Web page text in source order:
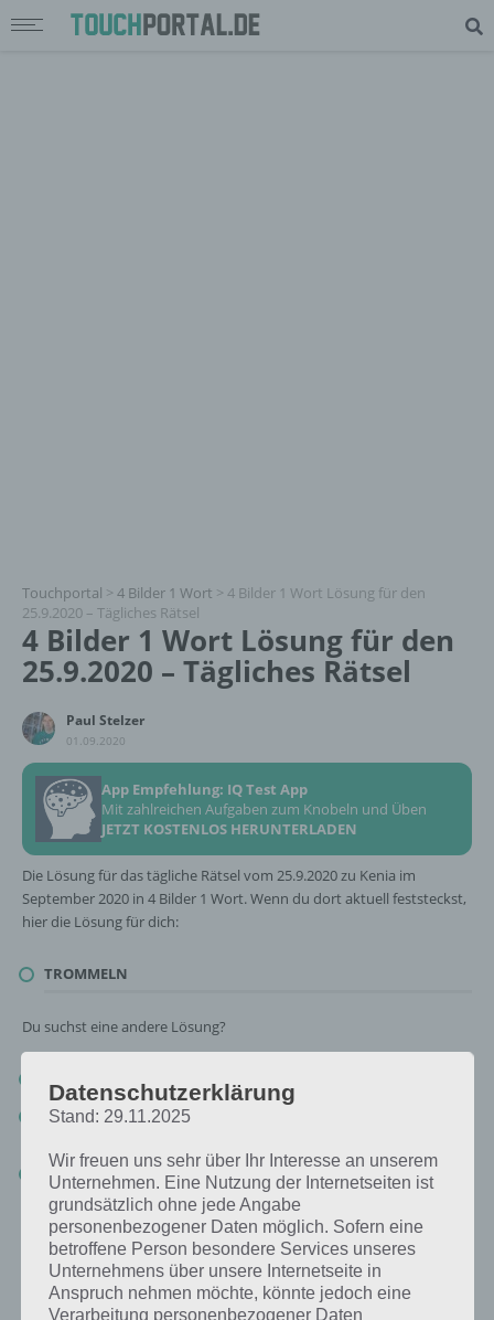
Touchportal > 4 Bilder 1 Wort > 4 Bilder 1 Wort Lösung für den
25.9.2020 – Tägliches Rätsel
4 Bilder 1 Wort Lösung für den
25.9.2020 – Tägliches Rätsel
Paul Stelzer
01.09.2020
App Empfehlung: IQ Test App
Mit zahlreichen Aufgaben zum Knobeln und Üben
JETZT KOSTENLOS HERUNTERLADEN
Die Lösung für das tägliche Rätsel vom 25.9.2020 zu Kenia im
September 2020 in 4 Bilder 1 Wort. Wenn du dort aktuell feststeckst,
hier die Lösung für dich:
TROMMELN
Du suchst eine andere Lösung?
Rätsel aus dem Jahr 2019:
Zur Übersicht:4 Bilder 1 Wort Lösungen zu Kenia im September
2020!
Datenschutzerklärung
Stand: 29.11.2025
Wir freuen uns sehr über Ihr Interesse an unserem
Unternehmen. Eine Nutzung der Internetseiten ist
grundsätzlich ohne jede Angabe
personenbezogener Daten möglich. Sofern eine
betroffene Person besondere Services unseres
Unternehmens über unsere Internetseite in
Anspruch nehmen möchte, könnte jedoch eine
Verarbeitung personenbezogener Daten